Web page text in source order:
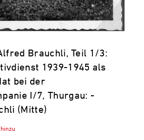
Brauchli, Teil 1/3:
1939-1945 als
bei der
I/​7, Thurgau: -
(Mitte)